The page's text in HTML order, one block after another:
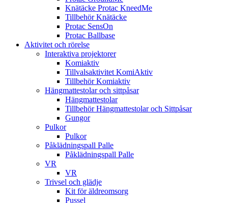
Knätäcke Protac KneedMe
Tillbehör Knätäcke
Protac SensOn
Protac Ballbase
Aktivitet och rörelse
Interaktiva projektorer
Komiaktiv
Tillvalsaktivitet KomiAktiv
Tillbehör Komiaktiv
Hängmattestolar och sittpåsar
Hängmattestolar
Tillbehör Hängmattestolar och Sittpåsar
Gungor
Pulkor
Pulkor
Påklädningspall Palle
Påklädningspall Palle
VR
VR
Trivsel och glädje
Kit för äldreomsorg
Pussel